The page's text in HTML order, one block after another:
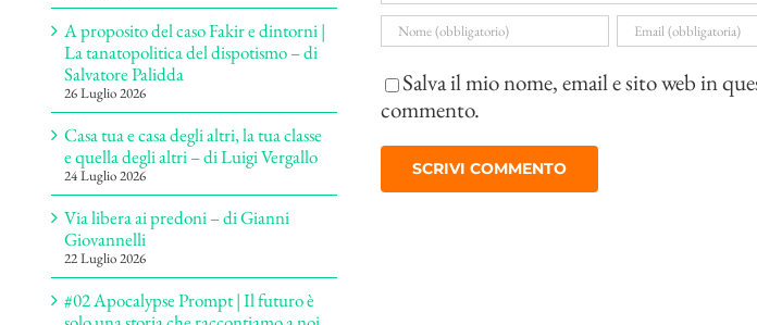
Salva il mio nome, email e sito web in
commento.
A proposito del caso Fakir e dintorni |
La tanatopolitica del dispotismo – di
Salvatore Palidda
26 Luglio 2026
Casa tua e casa degli altri, la tua classe
e quella degli altri – di Luigi Vergallo
24 Luglio 2026
Via libera ai predoni – di Gianni
Giovannelli
22 Luglio 2026
#02 Apocalypse Prompt | Il futuro è